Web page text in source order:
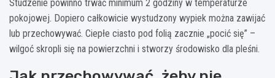
Studzenie powinno trwać minimum 2 godziny w temperaturze
pokojowej. Dopiero całkowicie wystudzony wypiek można zawijać
lub przechowywać. Ciepłe ciasto pod folią zacznie „pocić się” –
wilgoć skropli się na powierzchni i stworzy środowisko dla pleśni.